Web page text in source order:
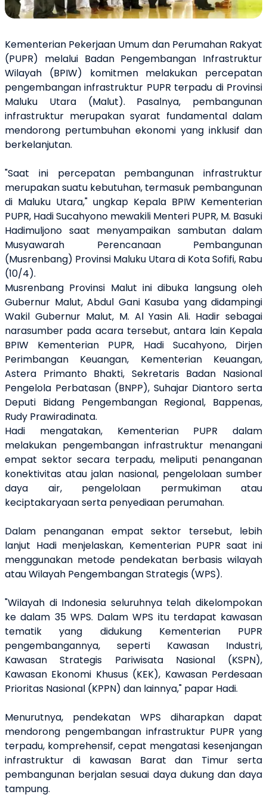
Kementerian Pekerjaan Umum dan Perumahan Rakyat
(PUPR) melalui Badan Pengembangan Infrastruktur
Wilayah (BPIW) komitmen melakukan percepatan
pengembangan infrastruktur PUPR terpadu di Provinsi
Maluku Utara (Malut). Pasalnya, pembangunan
infrastruktur merupakan syarat fundamental dalam
mendorong pertumbuhan ekonomi yang inklusif dan
berkelanjutan.
"Saat ini percepatan pembangunan infrastruktur
merupakan suatu kebutuhan, termasuk pembangunan
di Maluku Utara," ungkap Kepala BPIW Kementerian
PUPR, Hadi Sucahyono mewakili Menteri PUPR, M. Basuki
Hadimuljono saat menyampaikan sambutan dalam
Musyawarah Perencanaan Pembangunan
(Musrenbang) Provinsi Maluku Utara di Kota Sofifi, Rabu
(10/4).
Musrenbang Provinsi Malut ini dibuka langsung oleh
Gubernur Malut, Abdul Gani Kasuba yang didampingi
Wakil Gubernur Malut, M. Al Yasin Ali. Hadir sebagai
narasumber pada acara tersebut, antara lain Kepala
BPIW Kementerian PUPR, Hadi Sucahyono, Dirjen
Perimbangan Keuangan, Kementerian Keuangan,
Astera Primanto Bhakti, Sekretaris Badan Nasional
Pengelola Perbatasan (BNPP), Suhajar Diantoro serta
Deputi Bidang Pengembangan Regional, Bappenas,
Rudy Prawiradinata.
Hadi mengatakan, Kementerian PUPR dalam
melakukan pengembangan infrastruktur menangani
empat sektor secara terpadu, meliputi penanganan
konektivitas atau jalan nasional, pengelolaan sumber
daya air, pengelolaan permukiman atau
keciptakaryaan serta penyediaan perumahan.
Dalam penanganan empat sektor tersebut, lebih
lanjut Hadi menjelaskan, Kementerian PUPR saat ini
menggunakan metode pendekatan berbasis wilayah
atau Wilayah Pengembangan Strategis (WPS).
"Wilayah di Indonesia seluruhnya telah dikelompokan
ke dalam 35 WPS. Dalam WPS itu terdapat kawasan
tematik yang didukung Kementerian PUPR
pengembangannya, seperti Kawasan Industri,
Kawasan Strategis Pariwisata Nasional (KSPN),
Kawasan Ekonomi Khusus (KEK), Kawasan Perdesaan
Prioritas Nasional (KPPN) dan lainnya," papar Hadi.
Menurutnya, pendekatan WPS diharapkan dapat
mendorong pengembangan infrastruktur PUPR yang
terpadu, komprehensif, cepat mengatasi kesenjangan
infrastruktur di kawasan Barat dan Timur serta
pembangunan berjalan sesuai daya dukung dan daya
tampung.